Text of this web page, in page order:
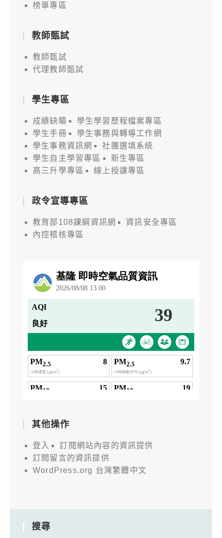
榜單專區
教師甄試
教師甄試
代理教師甄試
學生專區
成績缺曠
學生學習歷程檔案專區
學生手冊
學生事務與轉導工作網
學生事務資訊網
社團選填系統
學生自主學習專區
新生專區
高三升學專區
線上授課專區
政令宣導專區
教育部108課綱資訊網
資訊安全專區
內控稽核專區
其他操作
登入
訂閱網站內容的資訊提供
訂閱留言的資訊提供
WordPress.org 台灣繁體中文
搜尋